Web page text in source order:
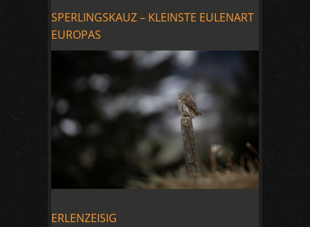
SPERLINGSKAUZ – KLEINSTE EULENART
EUROPAS
ERLENZEISIG